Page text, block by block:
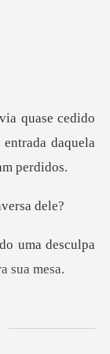
0
o
entrada daquel
uma desculpa